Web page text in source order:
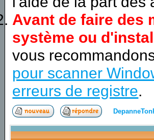
Avant de faire des
système ou
vous
pour scanner
erreurs de registre.